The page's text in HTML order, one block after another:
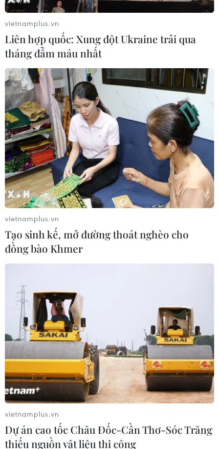
vietnamplus.vn
Liên hợp quốc: Xung đột Ukraine trải qua
tháng đẫm máu nhất
vietnamplus.vn
Tạo sinh kế, mở đường thoát nghèo cho
đồng bào Khmer
vietnamplus.vn
Dự án cao tốc Châu Đốc-Cần Thơ-Sóc Trăng
thiếu nguồn vật liệu thi công